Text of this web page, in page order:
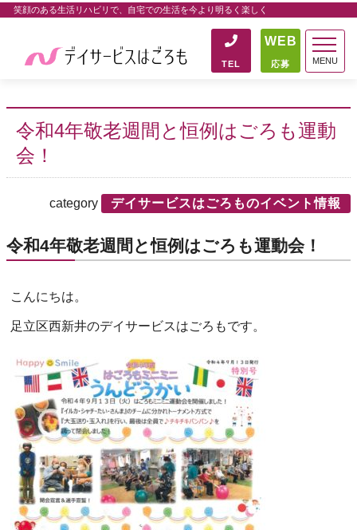
笑顔のある生活リハビリで、自宅での生活を今より明るく楽しく
TEL
WEB
応募 MENU
令和4年敬老週間と恒例はごろも運動
会！
category デイサービスはごろものイベント情報
令和4年敬老週間と恒例はごろも運動会！
こんにちは。
足立区西新井のデイサービスはごろもです。